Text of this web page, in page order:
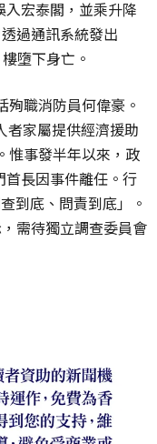
宏泰閣，並乘升降
過通訊系統發出
墮下身亡。
殉職消防員何偉豪。
者家屬提供經濟援助
惟事發半年以來，政
長因事件離任。行
到底、問責到底」。
需待獨立調查委員會